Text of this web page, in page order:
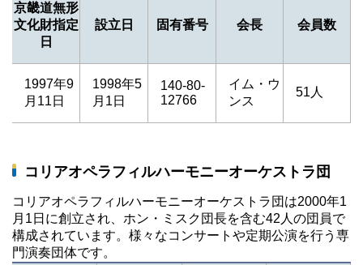
京畿道無形
文化財指定
日
設立日 固有番号 会長 会員数
1997年9
月11日
1998年5
月1日
140-80-
12766
イム・ウ
ンス
51人
コリアオペラフィルハーモニーオーケストラ団
コリアオペラフィルハーモニーオーケストラ団は2000年1
月1日に創立され、ホン・ミスク団長を含む42人の団員で
構成されています。様々なコンサートや定期公演を行う専
門演奏団体です。